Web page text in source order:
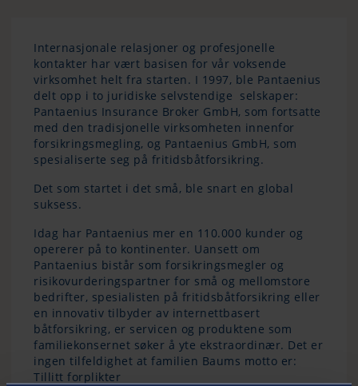
Internasjonale relasjoner og profesjonelle
kontakter har vært basisen for vår voksende
virksomhet helt fra starten. I 1997, ble Pantaenius
delt opp i to juridiske selvstendige selskaper:
Pantaenius Insurance Broker GmbH, som fortsatte
med den tradisjonelle virksomheten innenfor
forsikringsmegling, og Pantaenius GmbH, som
spesialiserte seg på fritidsbåtforsikring.
Det som startet i det små, ble snart en global
suksess.
Idag har Pantaenius mer en 110.000 kunder og
opererer på to kontinenter. Uansett om
Pantaenius bistår som forsikringsmegler og
risikovurderingspartner for små og mellomstore
bedrifter, spesialisten på fritidsbåtforsikring eller
en innovativ tilbyder av internettbasert
båtforsikring, er servicen og produktene som
familiekonsernet søker å yte ekstraordinær. Det er
ingen tilfeldighet at familien Baums motto er:
Tillitt forplikter